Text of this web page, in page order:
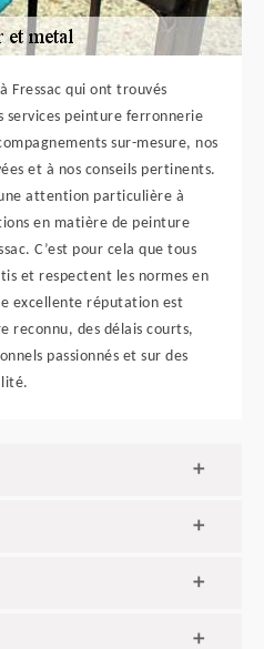
Fressac qui ont trouvés
services peinture ferronnerie
sur-mesure, nos
et à nos conseils pertinents.
attention particulière à
en matière de peinture
C’est pour cela que tous
et respectent les normes en
excellente réputation est
reconnu, des délais courts,
passionnés et sur des